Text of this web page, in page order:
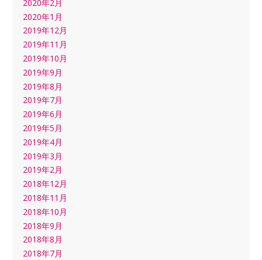
2020年2月
2020年1月
2019年12月
2019年11月
2019年10月
2019年9月
2019年8月
2019年7月
2019年6月
2019年5月
2019年4月
2019年3月
2019年2月
2018年12月
2018年11月
2018年10月
2018年9月
2018年8月
2018年7月